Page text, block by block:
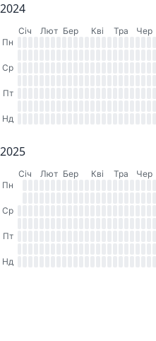
2024
Cіч Лют Бер Кві Тра Чер
Пн
Ср
Пт
Нд
2025
Cіч Лют Бер Кві Тра Чер
Пн
Ср
Пт
Нд